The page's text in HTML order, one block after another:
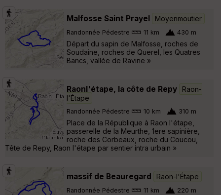
Malfosse Saint Prayel Moyenmoutier
Randonnée Pédestre 11 km 430 m
Départ du sapin de Malfosse, roches de
Soudaine, roches de Querel, les Quatres
Bancs, vallée de Ravine »
Raonl'étape, la côte de Repy
Raon-
l'Étape
Randonnée Pédestre 10 km 310 m
Place de la République à Raon l'étape,
passerelle de la Meurthe, 1ere sapinière,
roche des Corbeaux, roche du Coucou,
Tête de Repy, Raon l'étape par sentier intra urbain »
massif de Beauregard Raon-l'Étape
Randonnée Pédestre 11 km 220 m